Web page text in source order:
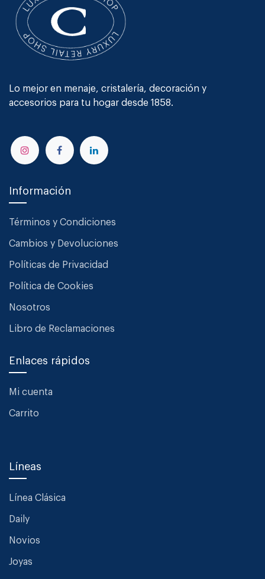
Lo mejor en menaje, cristalería, decoración y
accesorios para tu hogar desde 1858.
Información
Términos y Condiciones
Cambios y Devoluciones
Políticas de Privacidad
Política de Cookies
Nosotros
Libro de Reclamaciones
Enlaces rápidos
Mi cuenta
Carrito
Líneas
Línea Clásica
Daily
Novios
Joyas